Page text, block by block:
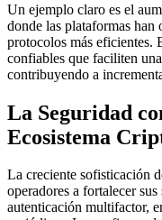
Un ejemplo claro es el
donde las plataformas han
protocolos más eficientes.
confiables que faciliten una
contribuyendo a
La Seguridad
Ecosistema
La creciente sofisticación
operadores a fortalecer
autenticación multifactor,